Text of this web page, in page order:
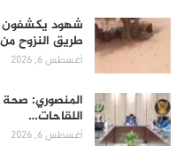
طريق النزوح
أغسطس 6, 2026
المنصوري: صحة
اللقاحات…
أغسطس 6, 2026